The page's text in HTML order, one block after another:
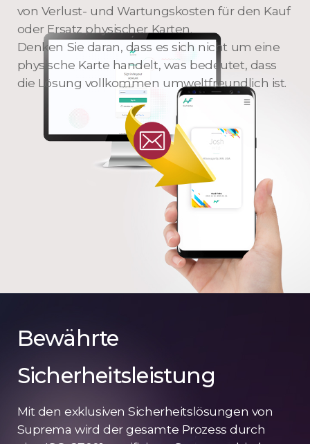
von Verlust- und Wartungskosten für den Kauf
oder Ersatz physischer Karten.
Denken Sie daran, dass es sich nicht um eine
physische Karte handelt, was bedeutet, dass
die Lösung vollkommen umweltfreundlich ist.
Bewährte
Sicherheitsleistung
Mit den exklusiven Sicherheitslösungen von
Suprema wird der gesamte Prozess durch